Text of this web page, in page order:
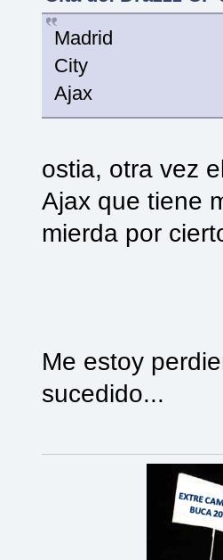
Madrid
City
Ajax
ostia, otra vez
Ajax que tiene
mierda por
Me estoy
sucedido...